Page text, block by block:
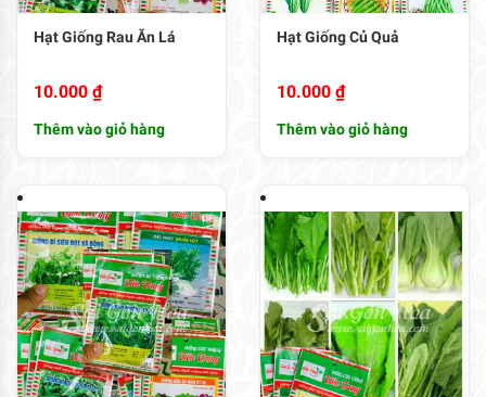
Hạt Giống Rau Ăn Lá
10.000 ₫
Thêm vào giỏ hàng
Hạt Giống Củ Quả
10.000 ₫
Thêm vào giỏ hàng